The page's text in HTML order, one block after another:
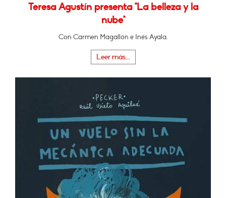
Teresa Agustín presenta "La belleza y la
nube"
Con Carmen Magallón e Inés Ayala.
Leer más...